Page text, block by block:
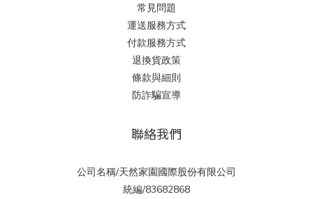
常見問題
運送服務方式
付款服務方式
退換貨政策
條款與細則
防詐騙宣導
聯絡我們
公司名稱/天然家園國際股份有限公司
統編/83682868